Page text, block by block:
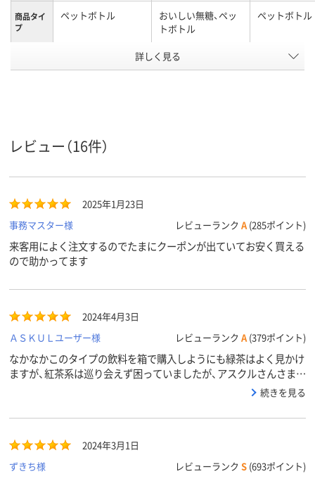
商品タイ
プ
ペットボトル
おいしい無糖、ペッ
トボトル
ペットボトル
50 50 50
詳しく見る
レビュー（16件）
2025年1月23日
事務マスター様
レビューランク A (285ポイント)
来客用によく注文するのでたまにクーポンが出ていてお安く買える
ので助かってます
2024年4月3日
ＡＳＫＵＬユーザー様
レビューランク A (379ポイント)
なかなかこのタイプの飲料を箱で購入しようにも緑茶はよく見かけ
ますが、紅茶系は巡り会えず困っていましたが、アスクルさんさまさ
続きを見る
2024年3月1日
ずきち様
レビューランク S (693ポイント)